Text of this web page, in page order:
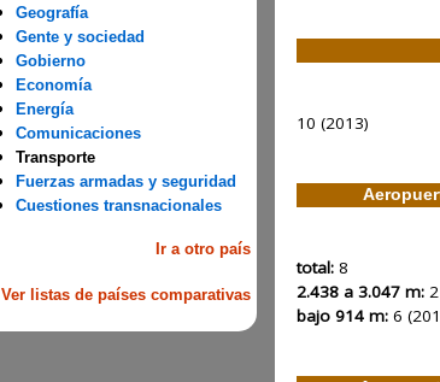
Geografía
Gente y sociedad
Gobierno
Economía
Energía
Comunicaciones
Transporte
Fuerzas armadas y seguridad
Cuestiones transnacionales
Ir a otro país
Ver listas de países comparativas
10 (2013)
total: 8
2.438 a 3.047 m: 2
bajo 914 m: 6